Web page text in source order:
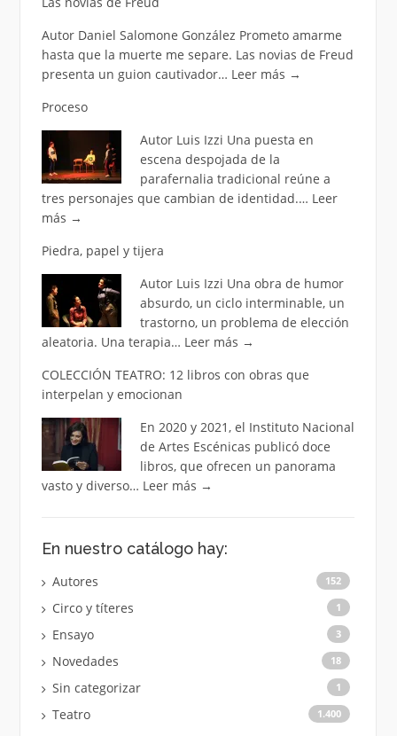
Autor Daniel Salomone González Prometo amarme
hasta que la muerte me separe. Las novias de Freud
presenta un guion cautivador… Leer más →
Proceso
Autor Luis Izzi Una puesta en
escena despojada de la
parafernalia tradicional reúne a
tres personajes que cambian de identidad.… Leer
más →
Piedra, papel y tijera
Autor Luis Izzi Una obra de humor
absurdo, un ciclo interminable, un
trastorno, un problema de elección
aleatoria. Una terapia… Leer más →
COLECCIÓN TEATRO: 12 libros con obras que
interpelan y emocionan
En 2020 y 2021, el Instituto Nacional
de Artes Escénicas publicó doce
libros, que ofrecen un panorama
vasto y diverso… Leer más →
En nuestro catálogo hay:
Autores 152
Circo y títeres 1
Ensayo 3
Novedades 18
Sin categorizar 1
Teatro 1.400